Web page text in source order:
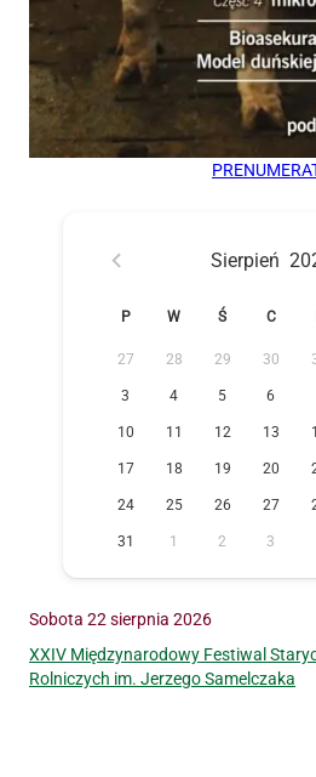
Sierpień
P W Ś C
27 28 29 30
3 4 5 6
10 11 12 13
17 18 19 20
24 25 26 27
31 1 2 3
Sobota 22 sierpnia 2026
XXIV Międzynarodowy Festiwal
Rolniczych im. Jerzego Samelczaka